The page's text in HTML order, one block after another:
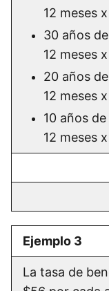
12 meses
30 años
12 meses
20 años
12 meses
10 años
12 meses
Ejemplo 3
La tasa de